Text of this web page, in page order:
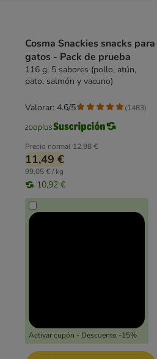
Cosma Snackies snacks para
gatos - Pack de prueba
116 g, 5 sabores (pollo, atún,
pato, salmón y vacuno)
Precio normal 12,98 €
11,49 €
99,05 € / kg
10,92 €
Activar cupón - Descuento -15%
Valorar: 4.6/5 (1483)